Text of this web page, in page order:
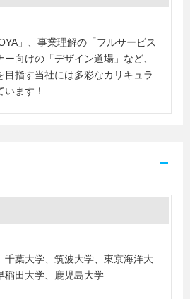
」、事業理解の「フルサービス
向けの「デザイン道場」など、
目指す当社には多彩なカリキュラ
います！
千葉大学、筑波大学、東京海洋大
稲田大学、鹿児島大学